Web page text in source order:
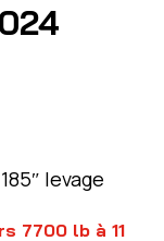
levage
7700 lb à 11